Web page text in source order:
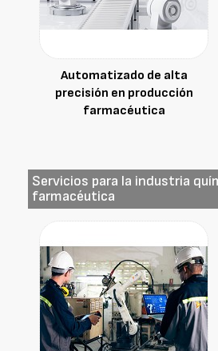
Automatizado de alta
precisión en producción
farmacéutica
Servicios para la industria
farmacéutica